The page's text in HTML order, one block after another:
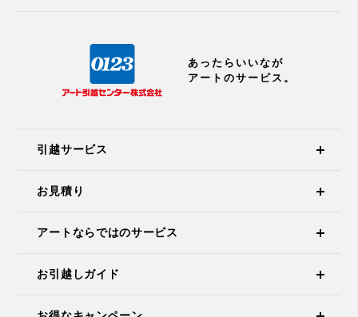
あったらいいなが
アートのサービス。
引越サービス
お見積り
アートならではのサービス
お引越しガイド